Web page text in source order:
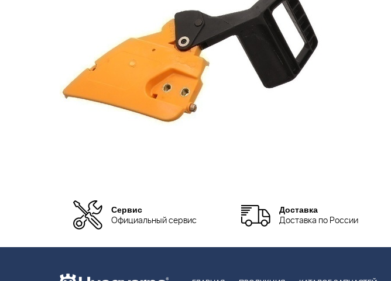
Сервис
Официальный сервис
Доставка
Доставка по России